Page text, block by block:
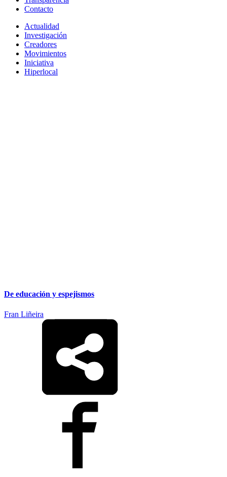
Contacto
Actualidad
Investigación
Creadores
Movimientos
Iniciativa
Hiperlocal
De educación y espejismos
Fran Liñeira